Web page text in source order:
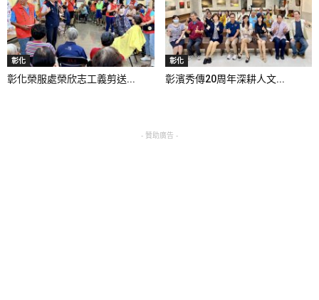
彰化
彰化榮服處榮欣志工義剪送...
彰化
彰濱秀傳20周年深耕人文...
- 贊助廣告 -